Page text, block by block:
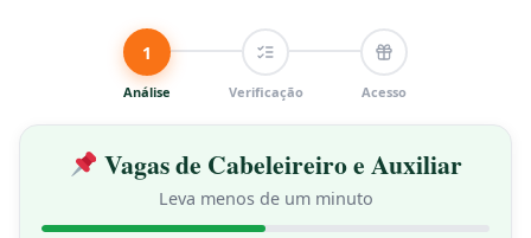
1
Análise Verificação Acesso
Vagas de Cabeleireiro e Auxiliar
Leva menos de um minuto